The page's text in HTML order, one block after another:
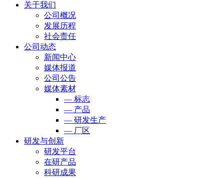
关于我们
公司概况
发展历程
社会责任
公司动态
新闻中心
媒体报道
公司公告
媒体素材
— 标志
— 产品
— 研发生产
— 厂区
研发与创新
研发平台
在研产品
科研成果